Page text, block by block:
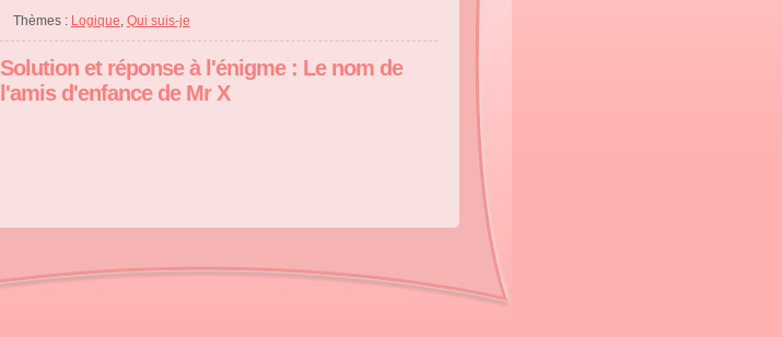
Thèmes : Logique Qui suis-je
Solution et réponse à l'énigme : Le nom de
l'amis d'enfance de Mr X